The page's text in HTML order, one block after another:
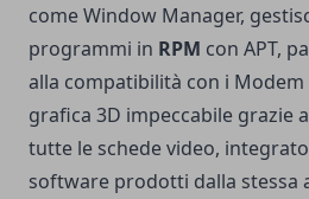
come Window Manager,
programmi in RPM con APT,
alla compatibilità con i Modem
grafica 3D impeccabile grazie
tutte le schede video,
software prodotti dalla stessa